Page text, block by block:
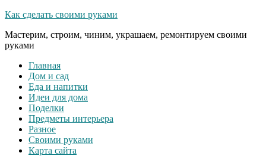
Как сделать своими руками
Мастерим, строим, чиним, украшаем, ремонтируем своими
руками
Главная
Дом и сад
Еда и напитки
Идеи для дома
Поделки
Предметы интерьера
Разное
Своими руками
Карта сайта